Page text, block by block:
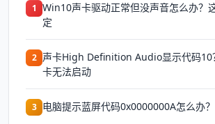
1 Win10声卡驱动正常但没声音怎么办？
定
2 声卡High Definition Audio显示代码10
卡无法启动
3 电脑提示蓝屏代码0x0000000A怎么办